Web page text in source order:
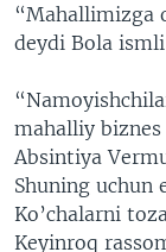
“Mahallimizga
deydi Bola
mahalliy
Absintiya
Shuning uchun
Ko’chalarni
Keyinroq